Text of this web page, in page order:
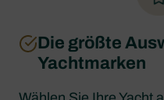
Die größte
Yachtmarken